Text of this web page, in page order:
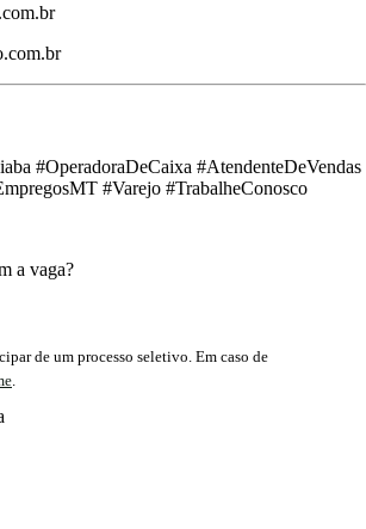
#OperadoraDeCaixa #AtendenteDeVendas
#Varejo #TrabalheConosco
a vaga?
de um processo seletivo. Em caso de
.